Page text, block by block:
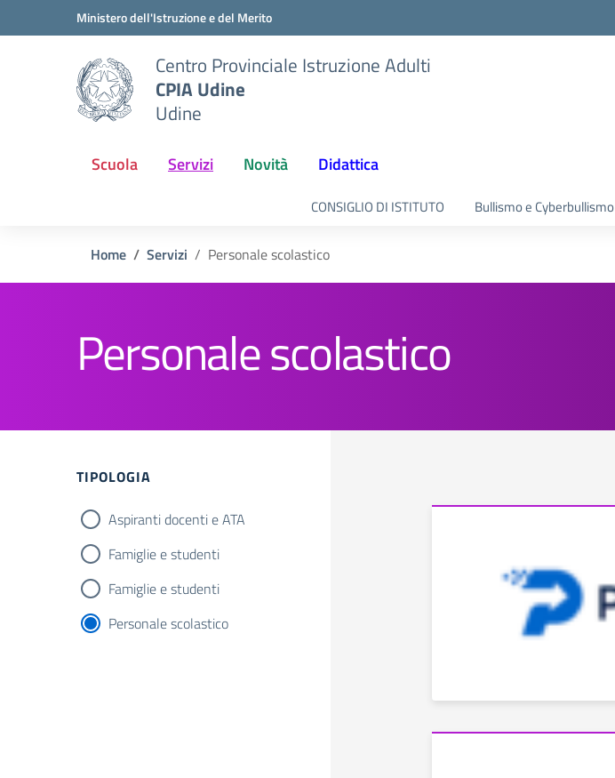
Vai ai contenuti
Vai al menu di navigazioneMinistero dell'Istruzione e del Merito
Centro Provinciale Istruzione Adulti
CPIA Udine
Udine
Scuola Servizi Novità Didattica
CONSIGLIO DI ISTITUTO Bullismo e Cyberbullismo
Home Servizi Personale scolastico
Personale scolastico
TIPOLOGIA
Aspiranti docenti e ATA
Famiglie e studenti
Famiglie e studenti
Personale scolastico